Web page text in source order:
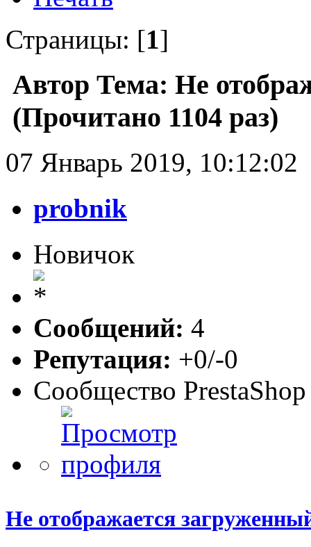
Страницы: [1]
Автор Тема: Не
(Прочитано 1104 раз)
07 Январь 2019, 10:12:02
probnik
Новичок
Сообщений: 4
Репутация: +0/-0
Сообщество PrestaShop
Не отображается